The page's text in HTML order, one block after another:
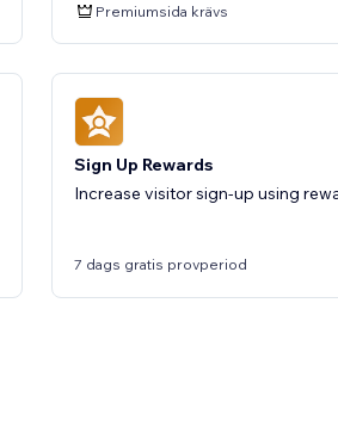
Premiumsida krävs
Sign Up Rewards
Increase visitor sign-up using
7 dags gratis provperiod